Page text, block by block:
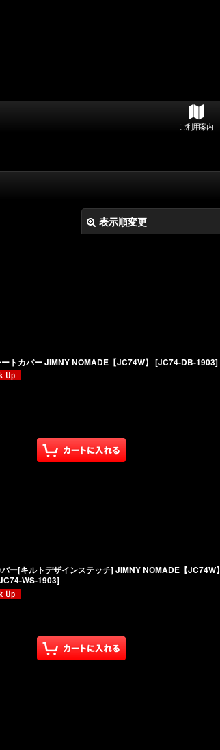
ご利用案内
表示順変更
トカバー JIMNY NOMADE【JC74W】 [JC74-DB-1903]
ー[キルトデザインステッチ] JIMNY NOMADE【JC74W】
WS-1903]